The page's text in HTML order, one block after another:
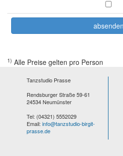
1) Alle Preise gelten pro Person
Tanzstudio Prasse
Rendsburger Straße 59-61
24534 Neumünster
Tel: (04321) 5552029
Email: info@tanzstudio-birgit-
prasse.de